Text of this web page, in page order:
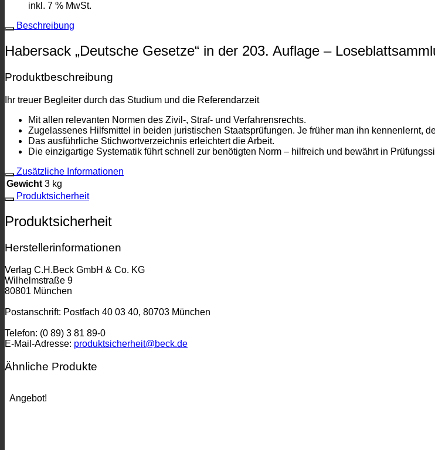
inkl. 7 % MwSt.
Beschreibung
Habersack „Deutsche Gesetze“ in der 203. Auflage –
Produktbeschreibung
Ihr treuer Begleiter durch das Studium und die Referendarzeit
Mit allen relevanten Normen des Zivil-, Straf- und Verfahrensrechts.
Zugelassenes Hilfsmittel in beiden juristischen Staats­prüfungen. Je früher man ihn kennenlernt,
Das ausführliche Stichwortverzeichnis erleichtert die Arbeit.
Die einzigartige Systematik führt schnell zur benötigten Norm – hilfreich und bewährt in
Zusätzliche Informationen
Gewicht 3 kg
Produktsicherheit
Produktsicherheit
Herstellerinformationen
Verlag C.H.Beck GmbH & Co. KG
Wilhelmstraße 9
80801 München
Postanschrift: Postfach 40 03 40, 80703 München
Telefon: (0 89) 3 81 89-0
E-Mail-Adresse: produktsicherheit@beck.de
Ähnliche Produkte
Angebot!